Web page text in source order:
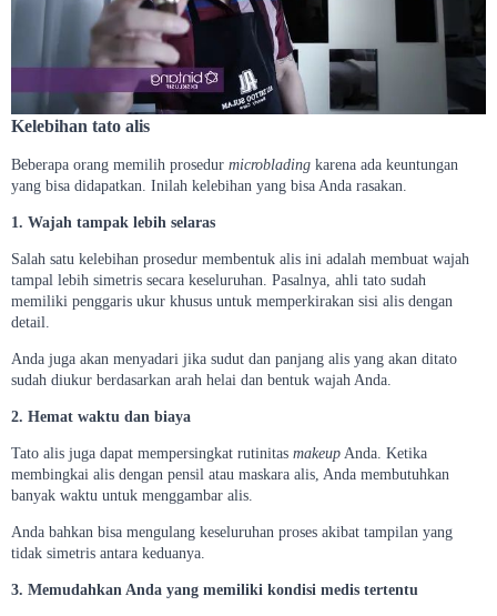
Kelebihan tato alis
Beberapa orang memilih prosedur microblading karena ada keuntungan
yang bisa didapatkan. Inilah kelebihan yang bisa Anda rasakan.
1. Wajah tampak lebih selaras
Salah satu kelebihan prosedur membentuk alis ini adalah membuat wajah
tampal lebih simetris secara keseluruhan. Pasalnya, ahli tato sudah
memiliki penggaris ukur khusus untuk memperkirakan sisi alis dengan
detail.
Anda juga akan menyadari jika sudut dan panjang alis yang akan ditato
sudah diukur berdasarkan arah helai dan bentuk wajah Anda.
2. Hemat waktu dan biaya
Tato alis juga dapat mempersingkat rutinitas makeup Anda. Ketika
membingkai alis dengan pensil atau maskara alis, Anda membutuhkan
banyak waktu untuk menggambar alis.
Anda bahkan bisa mengulang keseluruhan proses akibat tampilan yang
tidak simetris antara keduanya.
3. Memudahkan Anda yang memiliki kondisi medis tertentu